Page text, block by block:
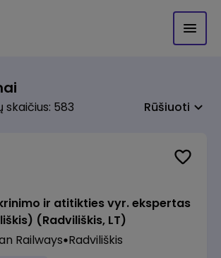
skaičius: 583 Rūšiuoti
ir atitikties vyr. ekspertas
(Radviliškis, LT)
Railways Radviliškis